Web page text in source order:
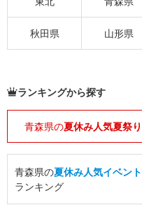
秋田県 山形県
ランキングから探す
青森県の夏休み人気夏祭り
青森県の夏休み人気イベント
ランキング